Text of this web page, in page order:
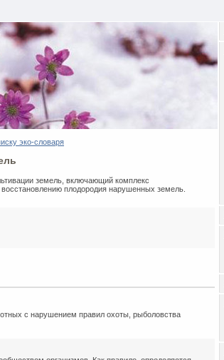
эко-словаря
земель, включающий комплекс
плодородия нарушенных земель.
с нарушением правил охоты, рыболовства